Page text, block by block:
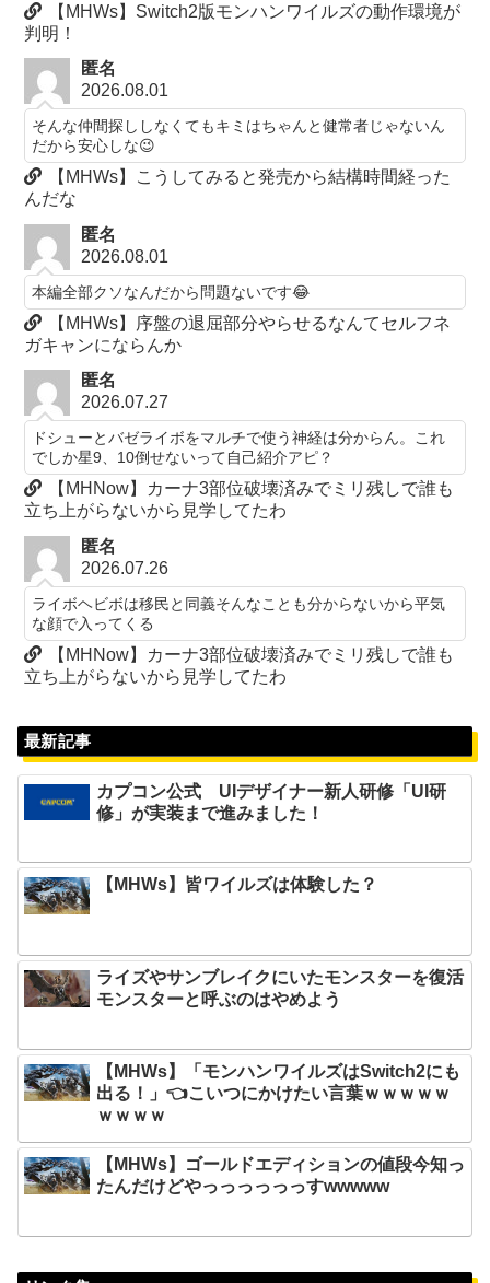
【MHWs】Switch2版モンハンワイルズの動作環境が
判明！
匿名
2026.08.01
そんな仲間探ししなくてもキミはちゃんと健常者じゃないん
だから安心しな😉
【MHWs】こうしてみると発売から結構時間経った
んだな
匿名
2026.08.01
本編全部クソなんだから問題ないです😂
【MHWs】序盤の退屈部分やらせるなんてセルフネ
ガキャンにならんか
匿名
2026.07.27
ドシューとバゼライボをマルチで使う神経は分からん。これ
でしか星9、10倒せないって自己紹介アピ？
【MHNow】カーナ3部位破壊済みでミリ残しで誰も
立ち上がらないから見学してたわ
匿名
2026.07.26
ライボヘビボは移民と同義そんなことも分からないから平気
な顔で入ってくる
【MHNow】カーナ3部位破壊済みでミリ残しで誰も
立ち上がらないから見学してたわ
最新記事
カプコン公式 UIデザイナー新人研修「UI研
修」が実装まで進みました！
【MHWs】皆ワイルズは体験した？
ライズやサンブレイクにいたモンスターを復活
モンスターと呼ぶのはやめよう
【MHWs】「モンハンワイルズはSwitch2にも
出る！」👈こいつにかけたい言葉ｗｗｗｗｗ
ｗｗｗｗ
【MHWs】ゴールドエディションの値段今知っ
たんだけどやっっっっっっすwwwww